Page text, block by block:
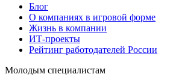
Блог
О компаниях в игровой форме
Жизнь в компании
ИТ-проекты
Рейтинг работодателей России
Молодым специалистам